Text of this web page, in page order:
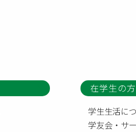
在学生の
学生生活に
学友会・サ